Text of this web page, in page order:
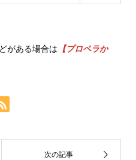
がある場合は 【プロペラか